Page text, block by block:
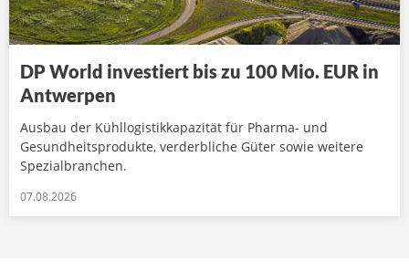
DP World investiert bis zu 100 Mio. EUR in
Antwerpen
Ausbau der Kühllogistikkapazität für Pharma- und
Gesundheitsprodukte, verderbliche Güter sowie weitere
Spezialbranchen.
07.08.2026